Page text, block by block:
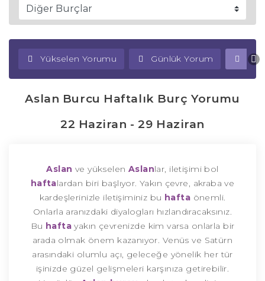
Yükselen Yorumu Günlük Yorum
Aslan Burcu Haftalık Burç Yorumu
22 Haziran - 29 Haziran
Aslan ve yükselen Aslanlar, iletişimi bol
haftalardan biri başlıyor. Yakın çevre, akraba ve
kardeşlerinizle iletişiminiz bu hafta önemli.
Onlarla aranızdaki diyalogları hızlandıracaksınız.
Bu haftayakın çevrenizde kim varsa onlarla bir
arada olmak önem kazanıyor. Venüs ve Satürn
arasındaki olumlu açı, geleceğe yönelik her tür
işinizde güzel gelişmeleri karşınıza getirebilir.